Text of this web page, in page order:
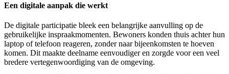
Een digitale aanpak die werkt
De digitale participatie bleek een belangrijke aanvulling op de
gebruikelijke inspraakmomenten. Bewoners konden thuis achter hun
laptop of telefoon reageren, zonder naar bijeenkomsten te hoeven
komen. Dit maakte deelname eenvoudiger en zorgde voor een veel
bredere vertegenwoordiging van de omgeving.